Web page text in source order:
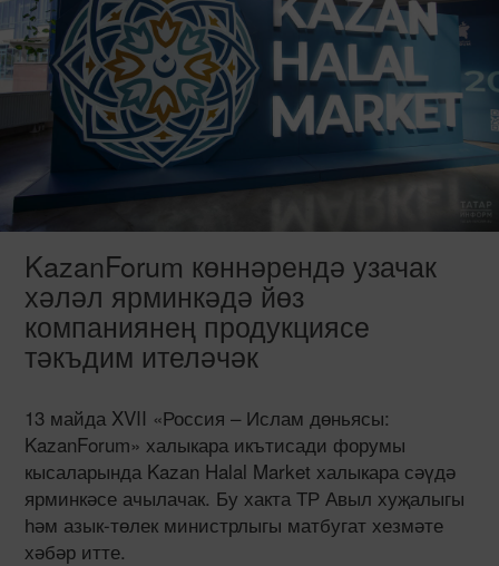
KazanForum көннәрендә узачак
хәләл ярминкәдә йөз
компаниянең продукциясе
тәкъдим ителәчәк
13 майда XVII «Россия – Ислам дөньясы:
KazanForum» халыкара икътисади форумы
кысаларында Kazan Halal Market халыкара сәүдә
ярминкәсе ачылачак. Бу хакта ТР Авыл хуҗалыгы
һәм азык-төлек министрлыгы матбугат хезмәте
хәбәр итте.